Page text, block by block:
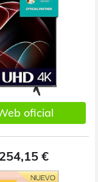
oficial
€